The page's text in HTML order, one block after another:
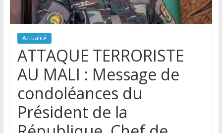
Actualité
ATTAQUE TERRORISTE
AU MALI : Message de
condoléances du
Président de la